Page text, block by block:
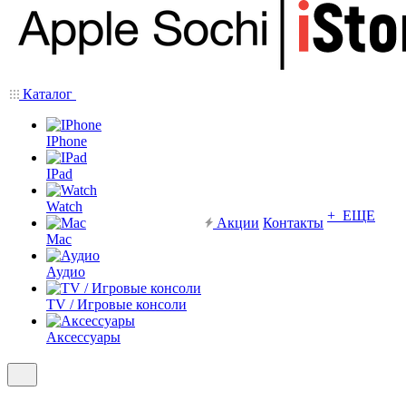
Каталог
IPhone
IPad
Watch
Mac
Аудио
TV / Игровые консоли
Аксессуары
Акции Контакты + ЕЩЕ